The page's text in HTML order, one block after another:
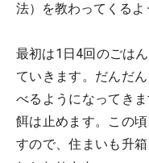
法）を教わってくるよ
最初は1日4回のごは
ていきます。だんだ
べるようになってき
餌は止めます。この
すので、住まいも升